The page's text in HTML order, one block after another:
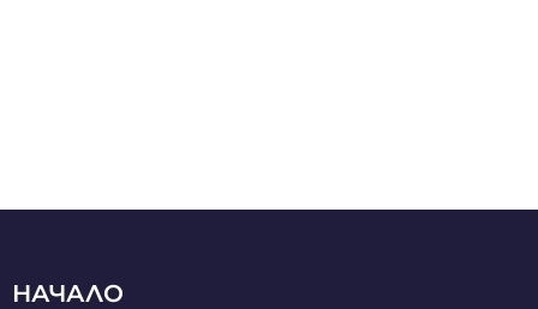
НАЧАЛО